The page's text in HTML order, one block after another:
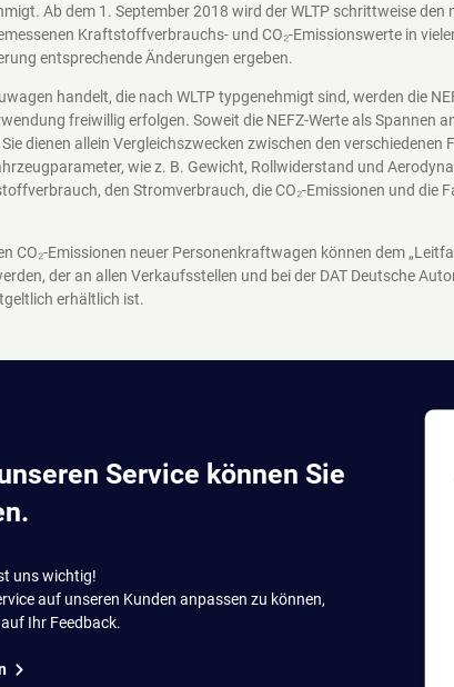
Ab dem 1. September 2018 wird der WLTP schrittweise den
Kraftstoffverbrauchs- und CO₂-Emissionswerte in
entsprechende Änderungen ergeben.
handelt, die nach WLTP typgenehmigt sind, werden die
freiwillig erfolgen. Soweit die NEFZ-Werte als Spannen
dienen allein Vergleichszwecken zwischen den verschiedenen
wie z. B. Gewicht, Rollwiderstand und
den Stromverbrauch, die CO₂-Emissionen und die
Emissionen neuer Personenkraftwagen können dem
der an allen Verkaufsstellen und bei der DAT Deutsche
erhältlich ist.
Service können Sie
uns wichtig!
auf unseren Kunden anpassen zu können,
Ihr Feedback.